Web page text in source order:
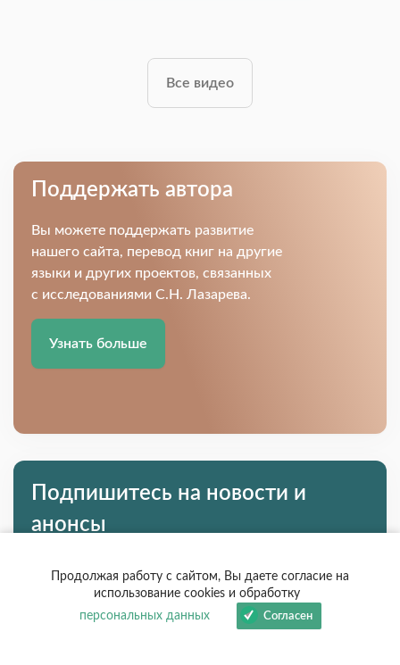
Все видео
Поддержать автора
Вы можете поддержать развитие
нашего сайта, перевод книг на другие
языки и других проектов, связанных
с исследованиями С.Н. Лазарева.
Узнать больше
Подпишитесь на новости и
анонсы
интересные новости и анонсы
Продолжая работу с сайтом, Вы даете согласие на
использование cookies и обработку
персональных данных
Согласен